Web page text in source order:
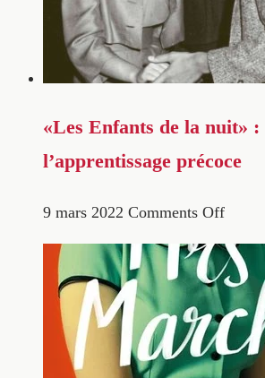
«Les Enfants de la nuit» :
l’apprentissage précoce
9 mars 2022 Comments Off